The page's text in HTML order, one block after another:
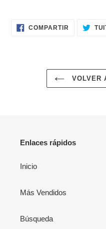
COMPARTIR
EN
VOLVER
Enlaces rápidos
Inicio
Más Vendidos
Búsqueda